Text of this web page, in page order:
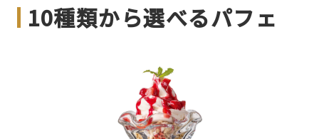
10種類から選べるパフェ